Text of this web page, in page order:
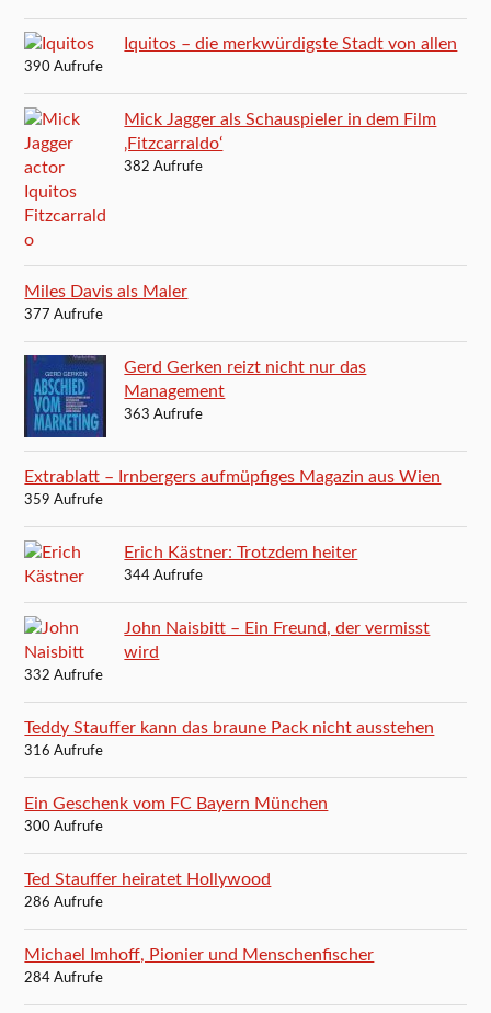
Iquitos – die merkwürdigste Stadt von allen
390 Aufrufe
Mick Jagger als Schauspieler in dem Film
‚Fitzcarraldo‘
382 Aufrufe
Miles Davis als Maler
377 Aufrufe
Gerd Gerken reizt nicht nur das
Management
363 Aufrufe
Extrablatt – Irnbergers aufmüpfiges Magazin aus Wien
359 Aufrufe
Erich Kästner: Trotzdem heiter
344 Aufrufe
John Naisbitt – Ein Freund, der vermisst
wird
332 Aufrufe
Teddy Stauffer kann das braune Pack nicht ausstehen
316 Aufrufe
Ein Geschenk vom FC Bayern München
300 Aufrufe
Ted Stauffer heiratet Hollywood
286 Aufrufe
Michael Imhoff, Pionier und Menschenfischer
284 Aufrufe